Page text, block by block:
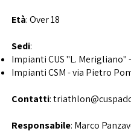
Età: Over 18
Sedi:
Impianti CUS "L. Merigliano"
Impianti CSM - via Pietro
Contatti: triathlon
Responsabile: Marco